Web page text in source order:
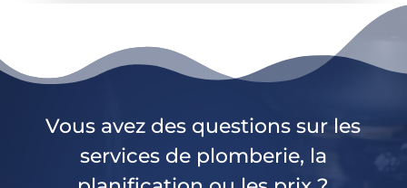
Vous avez des questions sur les
services de plomberie, la